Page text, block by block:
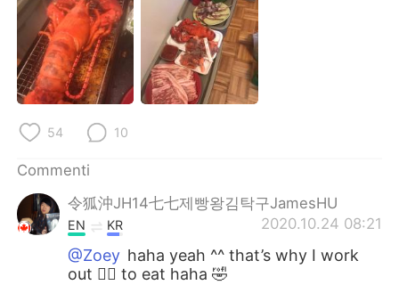
한국어 Русский
ไทย Indonesia
Türkçe
Português
54 10
Commenti
令狐沖JH14七七제빵왕김탁구JamesHU
2020.10.24 08:21
EN KR
@Zoey haha yeah ^^ that’s why I work
out 🏋️‍♀️ to eat haha 🤣